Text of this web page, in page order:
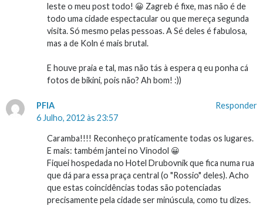
leste o meu post todo! 😀 Zagreb é fixe, mas não é de
todo uma cidade espectacular ou que mereça segunda
visita. Só mesmo pelas pessoas. A Sé deles é fabulosa,
mas a de Koln é mais brutal.
E houve praia e tal, mas não tás à espera q eu ponha cá
fotos de bikini, pois não? Ah bom! :))
PFIA
6 Julho, 2012 às 23:57
Caramba!!!! Reconheço praticamente todas os lugares.
E mais: também jantei no Vinodol 😀
Fiquei hospedada no Hotel Drubovnik que fica numa rua
que dá para essa praça central (o "Rossio" deles). Acho
que estas coincidências todas são potenciadas
precisamente pela cidade ser minúscula, como tu dizes.
Responder